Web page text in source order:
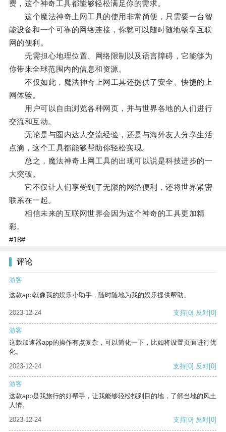
费，这个神奇工具都能够轻松满足你的需求。
这个魔法神奇上网工具的使用非常简便，只需要一台智
能设备和一个可靠的网络连接，你就可以随时随地畅享互联
网的便利。
无需担心地理位置、网络限制以及语言障碍，它能够为
你带来全球范围内的信息和资源。
不仅如此，魔法神奇上网工具还提供了安全、快捷的上
网体验。
用户可以自由浏览各种网页，并与世界各地的人们进行
交流和互动。
无论是与圈内达人交流经验，还是与海外友人分享生活
点滴，这个工具都能够帮助你轻松实现。
总之，魔法神奇上网工具的出现可以说是科技进步的一
大突破。
它不仅让人们享受到了无限的网络便利，还将世界紧密
联系在一起。
相信未来的互联网世界会因为这个神奇的工具更加精
彩。
#18#
评论
游客
这款app就像我的娱乐小助手，随时随地为我的娱乐提供帮助。
2023-12-24 支持[0] 反对[0]
游客
这款加速器app的操作有点复杂，可以简化一下，比如将设置页面进行优
化。
2023-12-24
支持[0] 反对[0]
游客
这款app是我旅行的好帮手，让我能够轻松找到目的地，了解当地的风土
人情。
2023-12-24
支持[0] 反对[0]